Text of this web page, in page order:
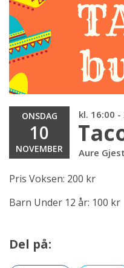
ONSDAG
10
NOVEMBER
kl. 16:00 -
Aure
Pris Voksen: 200 kr
Barn Under 12 år: 100 kr
Del på: